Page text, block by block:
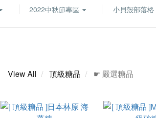
2022中秋節專區 小貝殼部落格
View All 頂級糖品 ☛ 嚴選糖品